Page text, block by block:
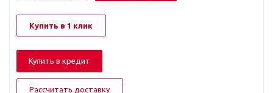
Купить в 1 клик
Купить в кредит
Рассчитать доставку